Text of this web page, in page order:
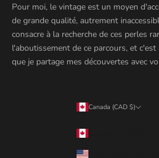
Pour moi, le vintage est un moyen
de grande qualité, autrement
consacre à la recherche de ces perles
l'aboutissement de ce parcours, et
que je partage mes découvertes avec
Canada (CAD $)